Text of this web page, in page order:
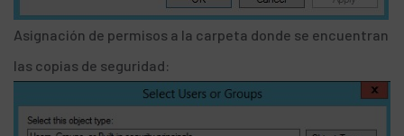
Asignación de permisos a la carpeta donde se encuentran
las copias de seguridad: